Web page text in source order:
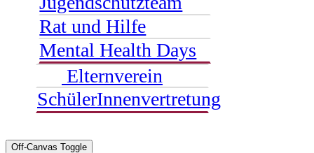
Rat und Hilfe
Mental Health Days
Elternverein
SchülerInnenvertretung
Off-Canvas Toggle